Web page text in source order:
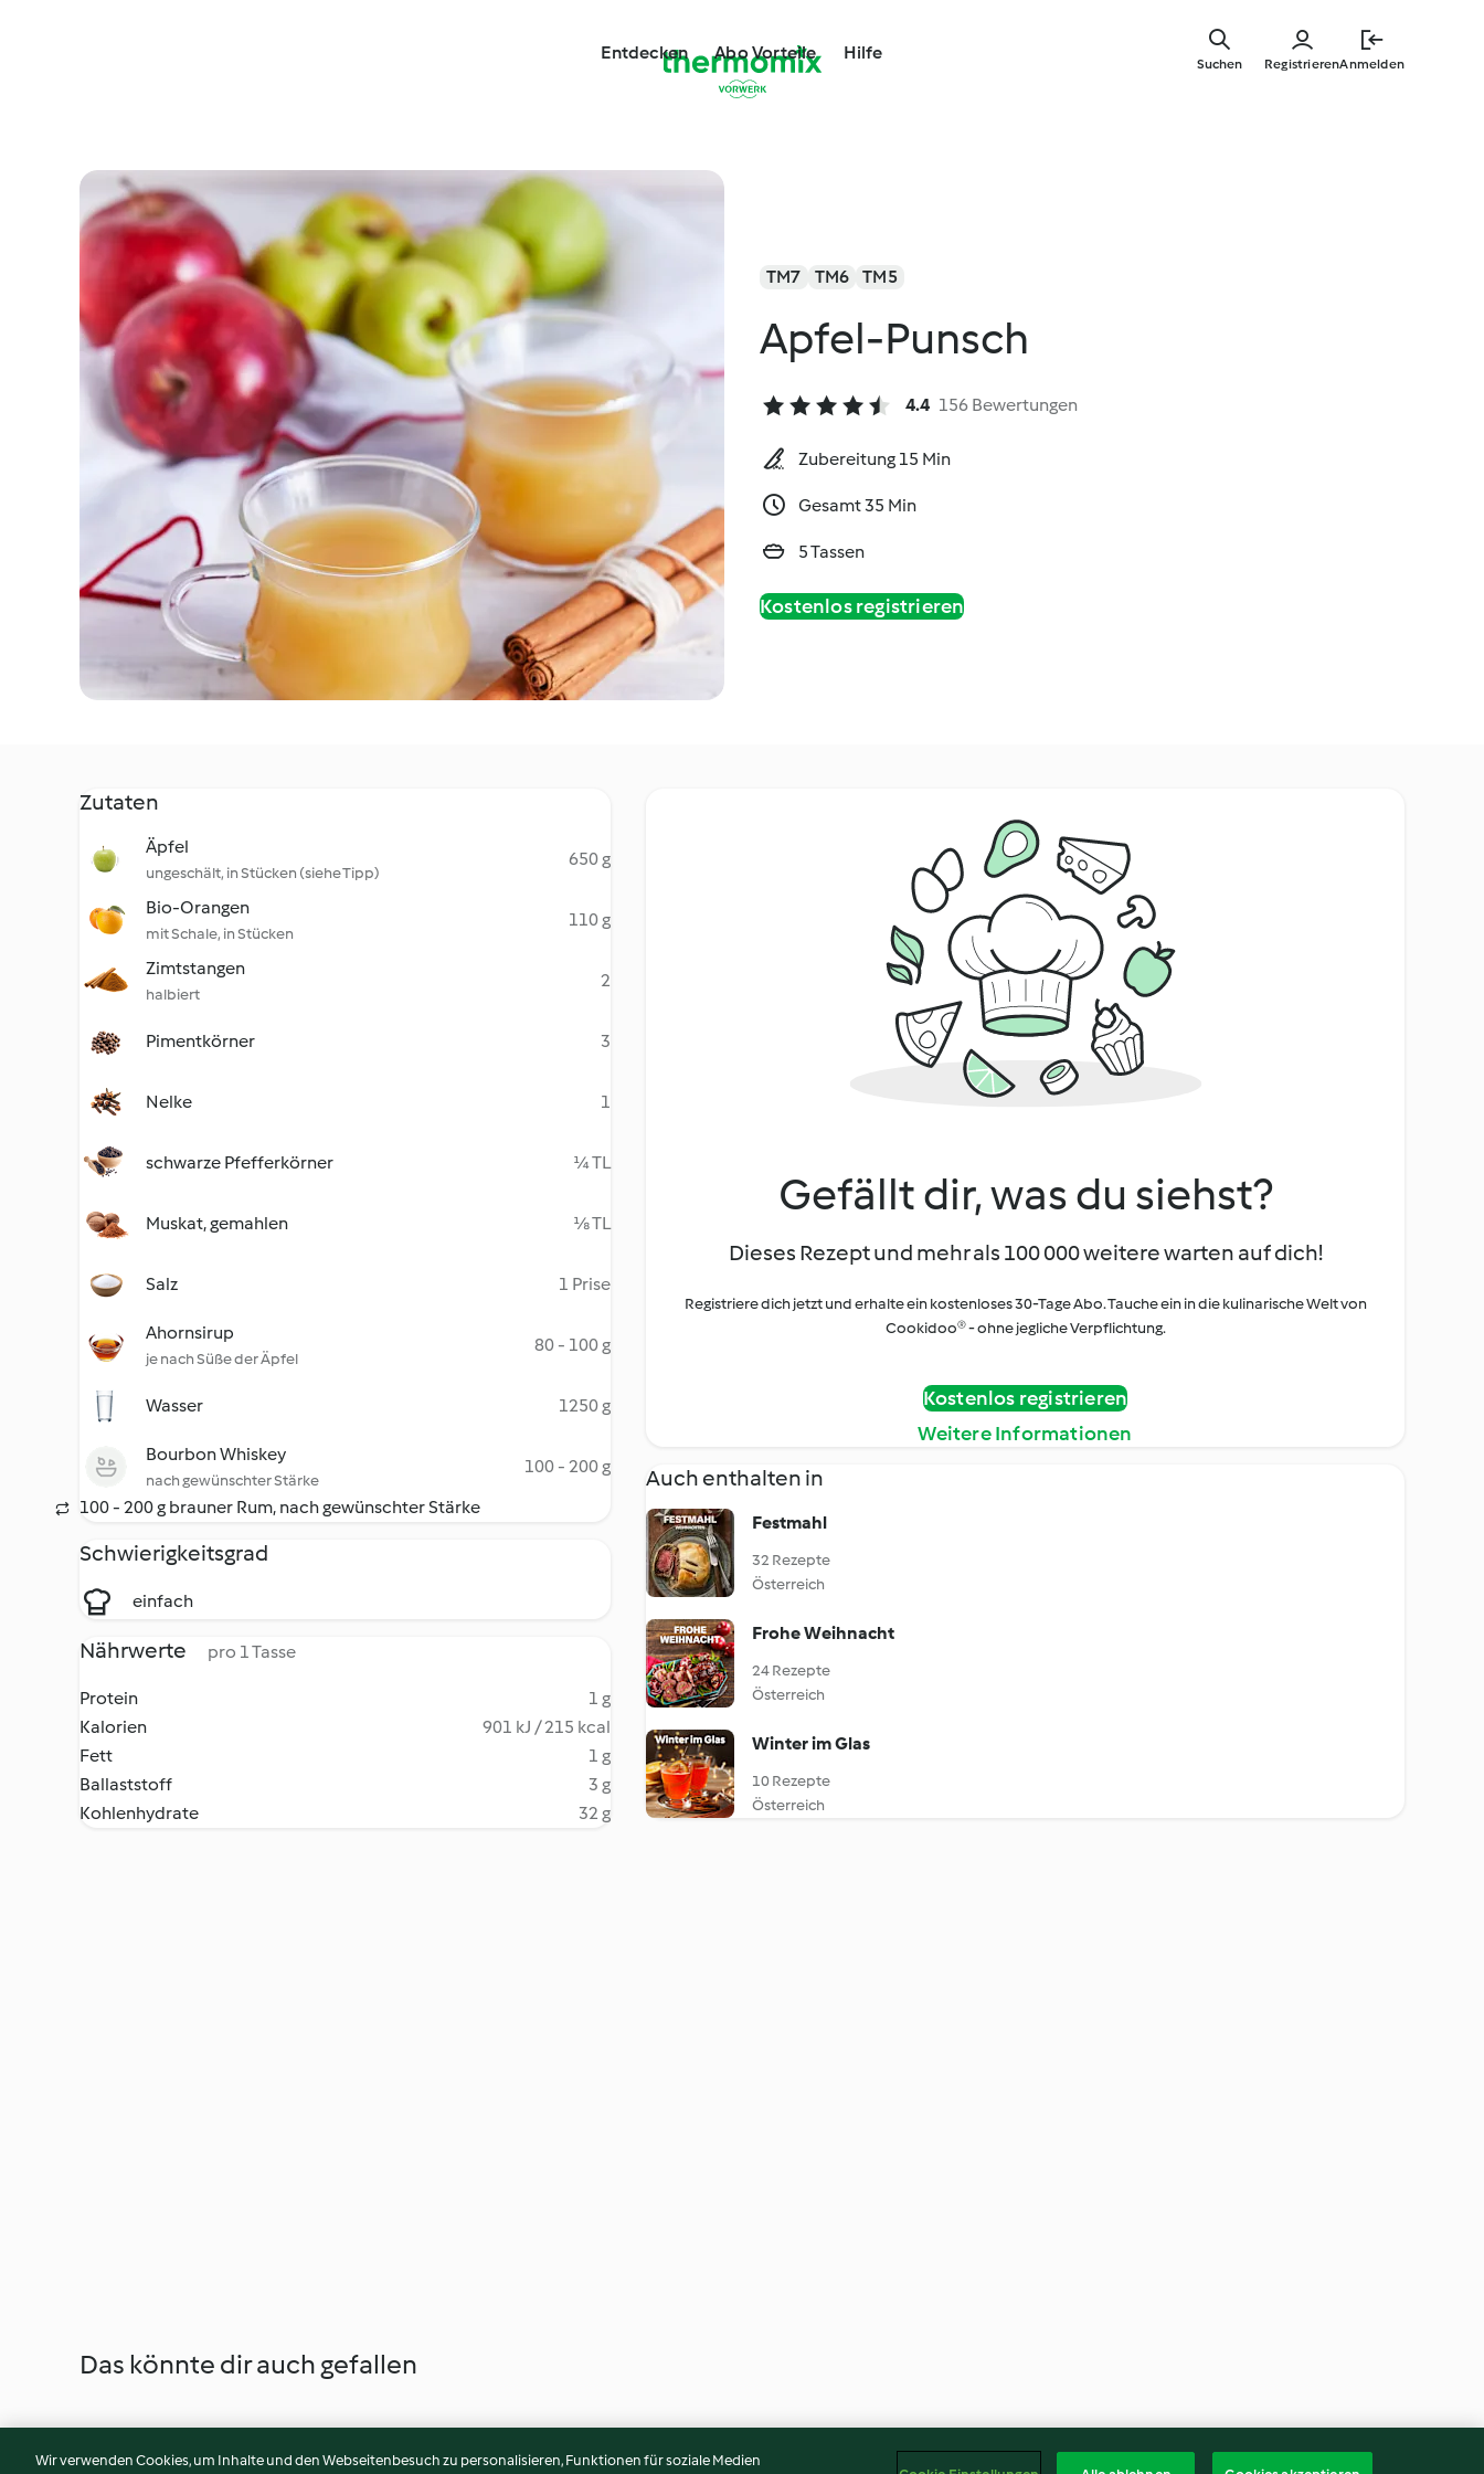
springen
Entdecken Abo Vorteile Hilfe
RegistrierenAnmelden
Suchen
TM7 TM6 TM5
Apfel-Punsch
4.4 156 Bewertungen
Zubereitung 15 Min
Gesamt 35 Min
5 Tassen
Kostenlos registrieren
Zutaten
Äpfel
ungeschält, in Stücken (siehe Tipp)
650 g
Bio-Orangen
mit Schale, in Stücken
110 g
Zimtstangen
halbiert
2
Pimentkörner 3
Nelke 1
schwarze Pfefferkörner ¼ TL
Muskat, gemahlen ⅛ TL
Salz 1 Prise
Ahornsirup
je nach Süße der Äpfel
80 - 100 g
Wasser 1250 g
Bourbon Whiskey
nach gewünschter Stärke
100 - 200 g
100 - 200 g brauner Rum, nach gewünschter Stärke
Schwierigkeitsgrad
einfach
Nährwerte pro 1 Tasse
Protein
1 g
Kalorien
901 kJ / 215 kcal
Fett
1 g
Ballaststoff
3 g
Kohlenhydrate
32 g
Gefällt dir, was du siehst?
Dieses Rezept und mehr als 100 000 weitere warten auf dich!
Registriere dich jetzt und erhalte ein kostenloses 30-Tage Abo. Tauche ein in die kulinarische Welt von
Cookidoo® - ohne jegliche Verpflichtung.
Kostenlos registrieren
Weitere Informationen
Auch enthalten in
Festmahl
32 Rezepte
Österreich
Frohe Weihnacht
24 Rezepte
Österreich
Winter im Glas
10 Rezepte
Österreich
Das könnte dir auch gefallen
Wir verwenden Cookies, um Inhalte und den Webseitenbesuch zu personalisieren, Funktionen für soziale Medien